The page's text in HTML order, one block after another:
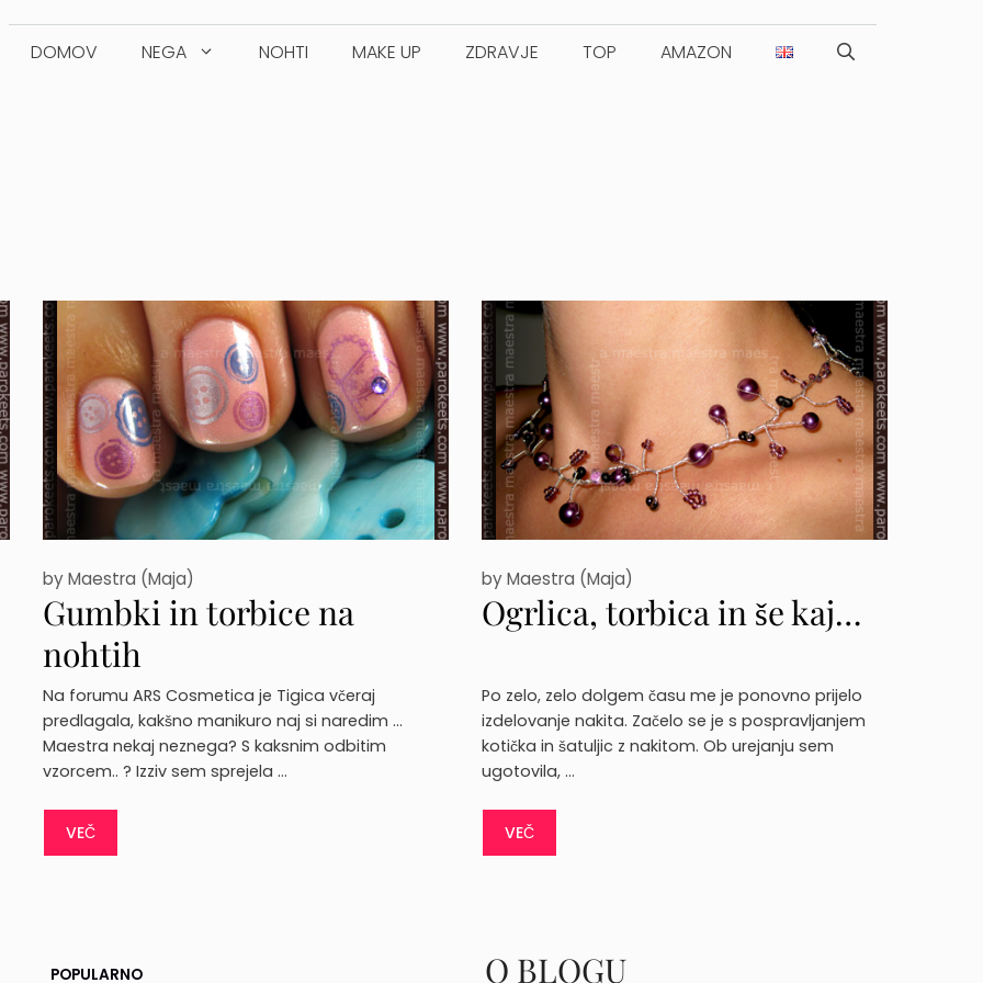
DOMOV NEGA NOHTI MAKE UP ZDRAVJE TOP AMAZON
Gumbki in torbice na
nohtih
byMaestra (Maja)
Na forumu ARS Cosmetica je Tigica včeraj
predlagala, kakšno manikuro naj si naredim …
Maestra nekaj neznega? S kaksnim odbitim
vzorcem.. ? Izziv sem sprejela …
VEČ
Ogrlica, torbica in še kaj…
byMaestra (Maja)
Po zelo, zelo dolgem času me je ponovno prijelo
izdelovanje nakita. Začelo se je s pospravljanjem
kotička in šatuljic z nakitom. Ob urejanju sem
ugotovila, …
VEČ
POPULARNO O BLOGU